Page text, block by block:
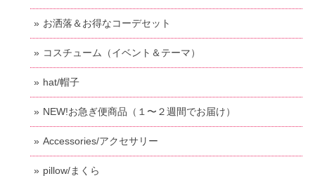
お洒落＆お得なコーデセット
コスチューム（イベント＆テーマ）
hat/帽子
NEW!お急ぎ便商品（１〜２週間でお届け）
Accessories/アクセサリー
pillow/まくら